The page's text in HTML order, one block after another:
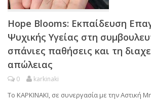
Hope Blooms: Εκπαίδευση
Ψυχικής Υγείας στη
σπάνιες παθήσεις και τη
απώλειας
0 karkinaki
Το ΚΑΡΚΙΝΑΚΙ, σε συνεργασία με την Αστική